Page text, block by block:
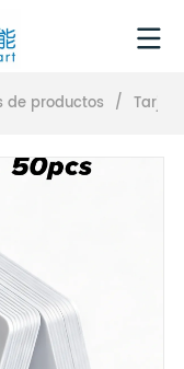
de productos /